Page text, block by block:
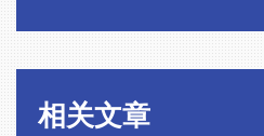
相关文章